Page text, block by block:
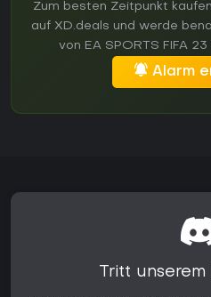
Zum besten Zeitpunkt
auf XD.deals und werde
von EA SPORTS FIFA
Alarm
Tritt